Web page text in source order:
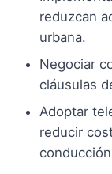
reduzcan
urbana.
Negociar
cláusulas
Adoptar
reducir